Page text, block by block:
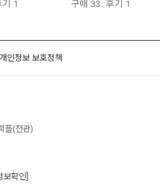
1 구매 33 후기 1
개인정보 보호정책
플(전관)
보확인]